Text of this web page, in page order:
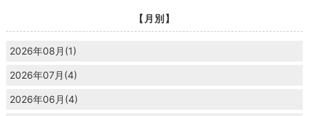
【月別】
2026年08月(1)
2026年07月(4)
2026年06月(4)